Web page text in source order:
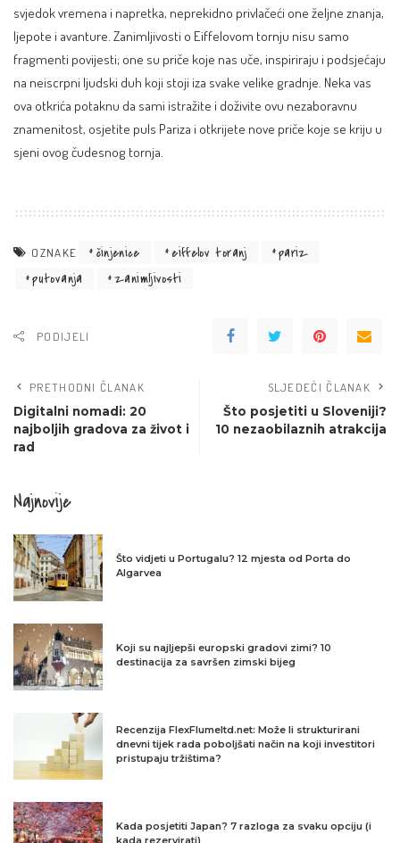
svjedok vremena i napretka, neprekidno privlačeći one željne znanja,
ljepote i avanture. Zanimljivosti o Eiffelovom tornju nisu samo
fragmenti povijesti; one su priče koje nas uče, inspiriraju i podsjećaju
na neiscrpni ljudski duh koji stoji iza svake velike gradnje. Neka vas
ova otkrića potaknu da sami istražite i doživite ovu nezaboravnu
znamenitost, osjetite puls Pariza i otkrijete nove priče koje se kriju u
sjeni ovog čudesnog tornja.
OZNAKE činjenice eiffelov toranj
pariz
putovanja
zanimljivosti
PODIJELI
PRETHODNI ČLANAK
Digitalni nomadi: 20
najboljih gradova za život i
rad
SLJEDEĆI ČLANAK
Što posjetiti u Sloveniji?
10 nezaobilaznih atrakcija
Najnovije
Što vidjeti u Portugalu? 12 mjesta od Porta do
Algarvea
Koji su najljepši europski gradovi zimi? 10
destinacija za savršen zimski bijeg
Recenzija FlexFlumeltd.net: Može li strukturirani
dnevni tijek rada poboljšati način na koji investitori
pristupaju tržištima?
Kada posjetiti Japan? 7 razloga za svaku opciju (i